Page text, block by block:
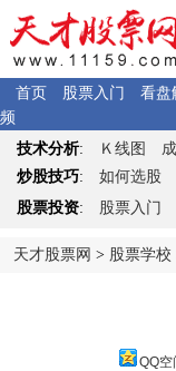
首页 股票入门 看盘
频
技术分析: Ｋ 线图
炒股技巧: 如何选股
股票投资: 股票入门
天才股票网 > 股票学校
QQ空